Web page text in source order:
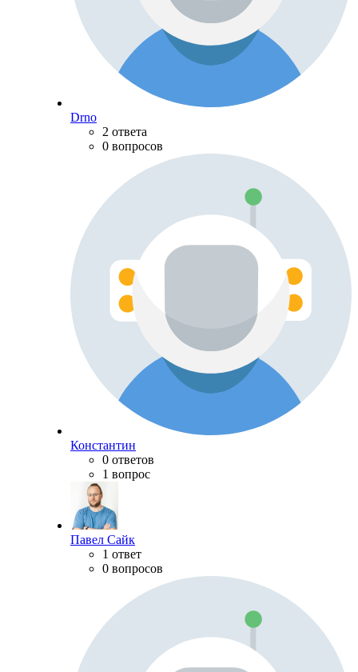
Drno
2 ответа
0 вопросов
Константин
0 ответов
1 вопрос
Павел Сайк
1 ответ
0 вопросов